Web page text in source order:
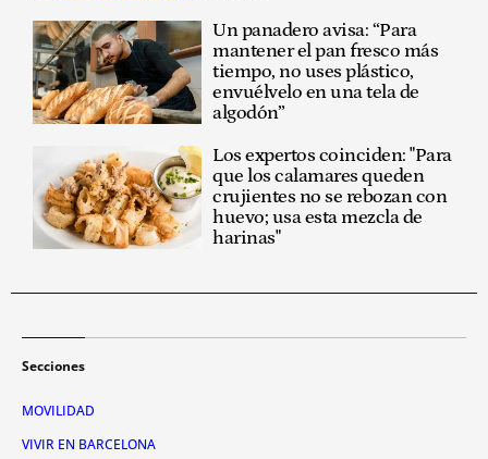
Un panadero avisa: “Para
mantener el pan fresco más
tiempo, no uses plástico,
envuélvelo en una tela de
algodón”
Los expertos coinciden: "Para
que los calamares queden
crujientes no se rebozan con
huevo; usa esta mezcla de
harinas"
Secciones
MOVILIDAD
VIVIR EN BARCELONA